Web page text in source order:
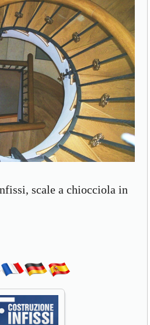
scale a chiocciola in